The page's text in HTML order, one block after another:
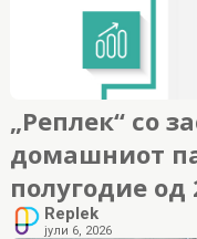
„Реплек“ со
домашниот
полугодие од
Replek
јули 6, 2026